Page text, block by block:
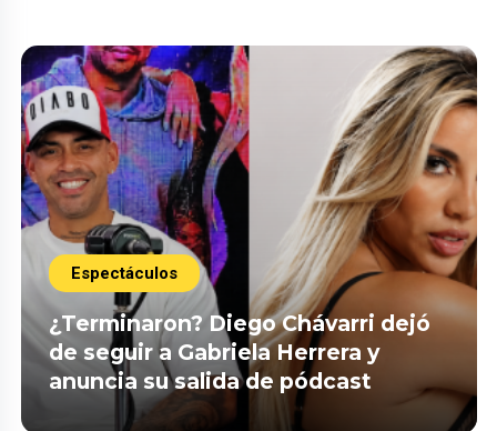
Espectáculos
¿Terminaron? Diego Chávarri dejó
de seguir a Gabriela Herrera y
anuncia su salida de pódcast